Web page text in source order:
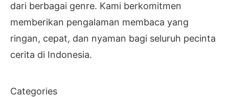
dari berbagai genre. Kami berkomitmen
memberikan pengalaman membaca yang
ringan, cepat, dan nyaman bagi seluruh pecinta
cerita di Indonesia.
Categories